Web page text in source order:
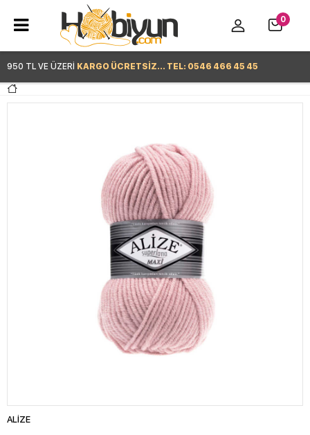
950 TL VE ÜZERİ KARGO ÜCRETSİZ... TEL: 0546 466 45 45
0
ALİZE